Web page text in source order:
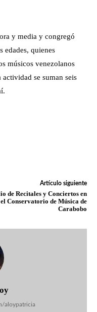
y media y congregó
edades, quienes
músicos venezolanos
se suman seis
Artículo siguiente
de Recitales y Conciertos en
el Conservatorio de Música de
Carabobo
aloypatricia